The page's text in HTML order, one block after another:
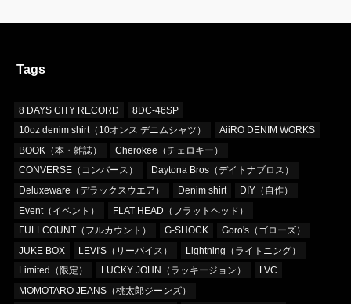
Tags
8 DAYS CITY RECORD
8DC-46SP
10oz denim shirt（10オンス デニムシャツ）
AiiRO DENIM WORKS
BOOK（本・雑誌）
Cherokee（チェロキー）
CONVERSE（コンバース）
Daytona Bros（デイトナブロス）
Deluxeware（デラックスウエア）
Denim shirt
DIY（自作）
Event（イベント）
FLAT HEAD（フラットヘッド）
FULLCOUNT（フルカウント）
G-SHOCK
Goro's（ゴローズ）
JUKE BOX
LEVI'S（リーバイス）
Lightning（ライトニング）
Limited（限定）
LUCKY JOHN（ラッキージョン）
LVC
MOMOTARO JEANS（桃太郎ジーンズ）